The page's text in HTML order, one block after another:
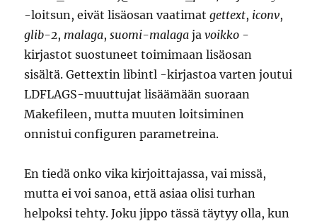
-loitsun, eivät lisäosan vaatimatgettext, iconv,
glib-2, malaga,suomi-malaga javoikko -
kirjastot suostuneet toimimaan lisäosan
sisältä. Gettextin libintl -kirjastoa varten joutui
LDFLAGS-muuttujat lisäämään suoraan
Makefileen, mutta muuten loitsiminen
onnistui configuren parametreina.
En tiedä onko vika kirjoittajassa, vai missä,
mutta ei voi sanoa, että asiaa olisi turhan
helpoksi tehty. Joku jippo tässä täytyy olla, kun